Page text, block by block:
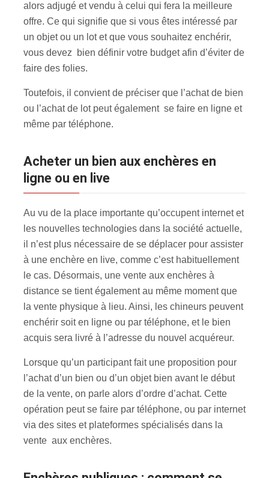
alors adjugé et vendu à celui qui fera la meilleure
offre. Ce qui signifie que si vous êtes intéressé par
un objet ou un lot et que vous souhaitez enchérir,
vous devez bien définir votre budget afin d’éviter de
faire des folies.
Toutefois, il convient de préciser que l’achat de bien
ou l’achat de lot peut également se faire en ligne et
même par téléphone.
Acheter un bien aux enchères en
ligne ou en live
Au vu de la place importante qu’occupent internet et
les nouvelles technologies dans la société actuelle,
il n’est plus nécessaire de se déplacer pour assister
à une enchère en live, comme c’est habituellement
le cas. Désormais, une vente aux enchères à
distance se tient également au même moment que
la vente physique à lieu. Ainsi, les chineurs peuvent
enchérir soit en ligne ou par téléphone, et le bien
acquis sera livré à l’adresse du nouvel acquéreur.
Lorsque qu’un participant fait une proposition pour
l’achat d’un bien ou d’un objet bien avant le début
de la vente, on parle alors d’ordre d’achat. Cette
opération peut se faire par téléphone, ou par internet
via des sites et plateformes spécialisés dans la
vente aux enchères.